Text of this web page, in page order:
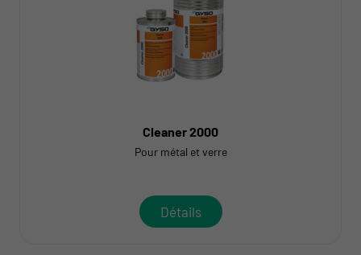
Cleaner 2000
Pour métal et verre
Détails